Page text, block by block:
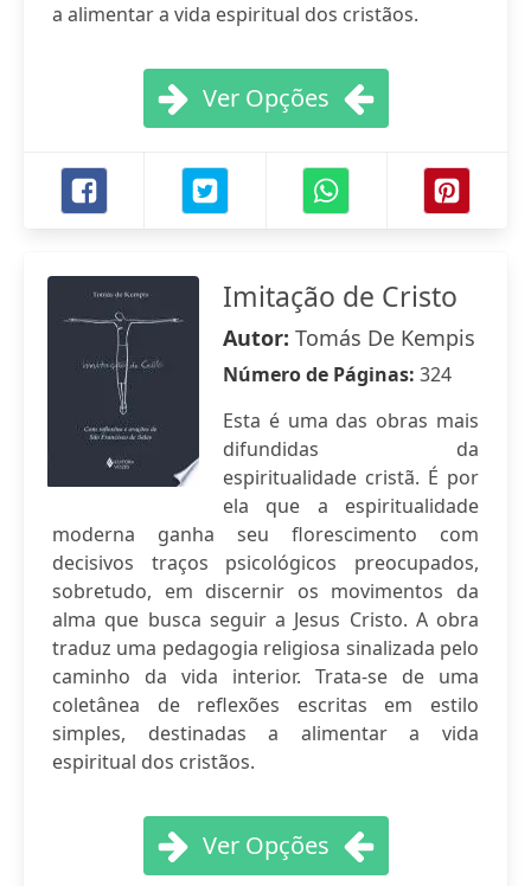
a alimentar a vida espiritual dos cristãos.
Ver Opções
Imitação de Cristo
Autor: Tomás De Kempis
Número de Páginas: 324
Esta é uma das obras mais
difundidas da
espiritualidade cristã. É por
ela que a espiritualidade
moderna ganha seu florescimento com
decisivos traços psicológicos preocupados,
sobretudo, em discernir os movimentos da
alma que busca seguir a Jesus Cristo. A obra
traduz uma pedagogia religiosa sinalizada pelo
caminho da vida interior. Trata-se de uma
coletânea de reflexões escritas em estilo
simples, destinadas a alimentar a vida
espiritual dos cristãos.
Ver Opções